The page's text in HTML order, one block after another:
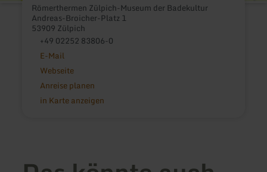
Römerthermen Zülpich-Museum der Badekultur
Andreas-Broicher-Platz 1
53909 Zülpich
+49 02252 83806-0
E-Mail
Webseite
Anreise planen
in Karte anzeigen